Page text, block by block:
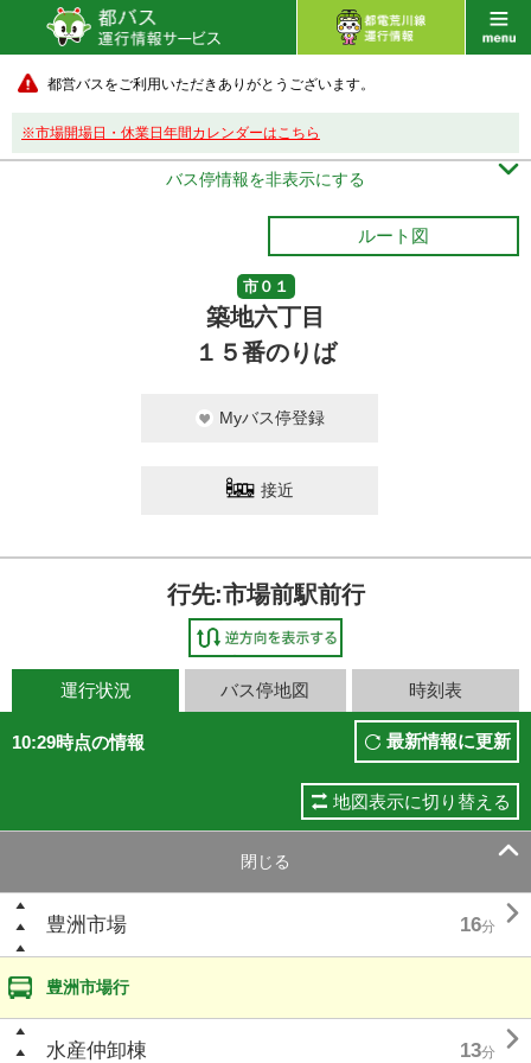
都営バスをご利用いただきありがとうございます。
※市場開場日・休業日年間カレンダーはこちら
バス停情報を非表示にする 
ルート図
市０１
築地六丁目
１５番のりば
Myバス停登録
接近
行先:市場前駅前行
運行状況 バス停地図 時刻表
10:29時点の情報 最新情報に更新
地図表示に切り替える
閉じる 
豊洲市場 16分 
豊洲市場行
水産仲卸棟 13分 